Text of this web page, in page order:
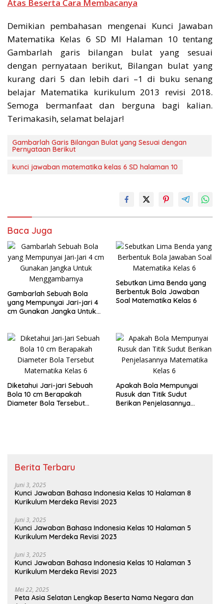
Atas Beserta Cara Membacanya
Demikian pembahasan mengenai Kunci Jawaban
Matematika Kelas 6 SD MI Halaman 10 tentang
Gambarlah garis bilangan bulat yang sesuai
dengan pernyataan berikut, Bilangan bulat yang
kurang dari 5 dan lebih dari –1 di buku senang
belajar Matematika kurikulum 2013 revisi 2018.
Semoga bermanfaat dan berguna bagi kalian.
Terimakasih, selamat belajar!
Gambarlah Garis Bilangan Bulat yang Sesuai dengan
Pernyataan Berikut
kunci jawaban matematika kelas 6 SD halaman 10
Baca Juga
Gambarlah Sebuah Bola
yang Mempunyai Jari-jari 4
cm Gunakan Jangka Untuk
Sebutkan Lima Benda yang
Berbentuk Bola Jawaban
Soal Matematika Kelas 6
Diketahui Jari-jari Sebuah
Bola 10 cm Berapakah
Diameter Bola Tersebut
Apakah Bola Mempunyai
Rusuk dan Titik Sudut
Berikan Penjelasannya
Berita Terbaru
Juni 3, 2025
Kunci Jawaban Bahasa Indonesia Kelas 10 Halaman 8
Kurikulum Merdeka Revisi 2023
Juni 3, 2025
Kunci Jawaban Bahasa Indonesia Kelas 10 Halaman 5
Kurikulum Merdeka Revisi 2023
Juni 3, 2025
Kunci Jawaban Bahasa Indonesia Kelas 10 Halaman 3
Kurikulum Merdeka Revisi 2023
Mei 22, 2025
Peta Asia Selatan Lengkap Beserta Nama Negara dan